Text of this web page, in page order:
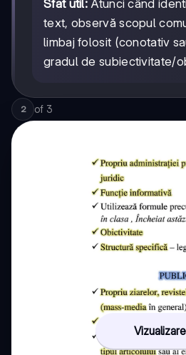
Sfat util: Atunci când
text, observă scopul
limbaj folosit (conotativ
gradul de subiectivitate/
2 of 3
Vizualizare